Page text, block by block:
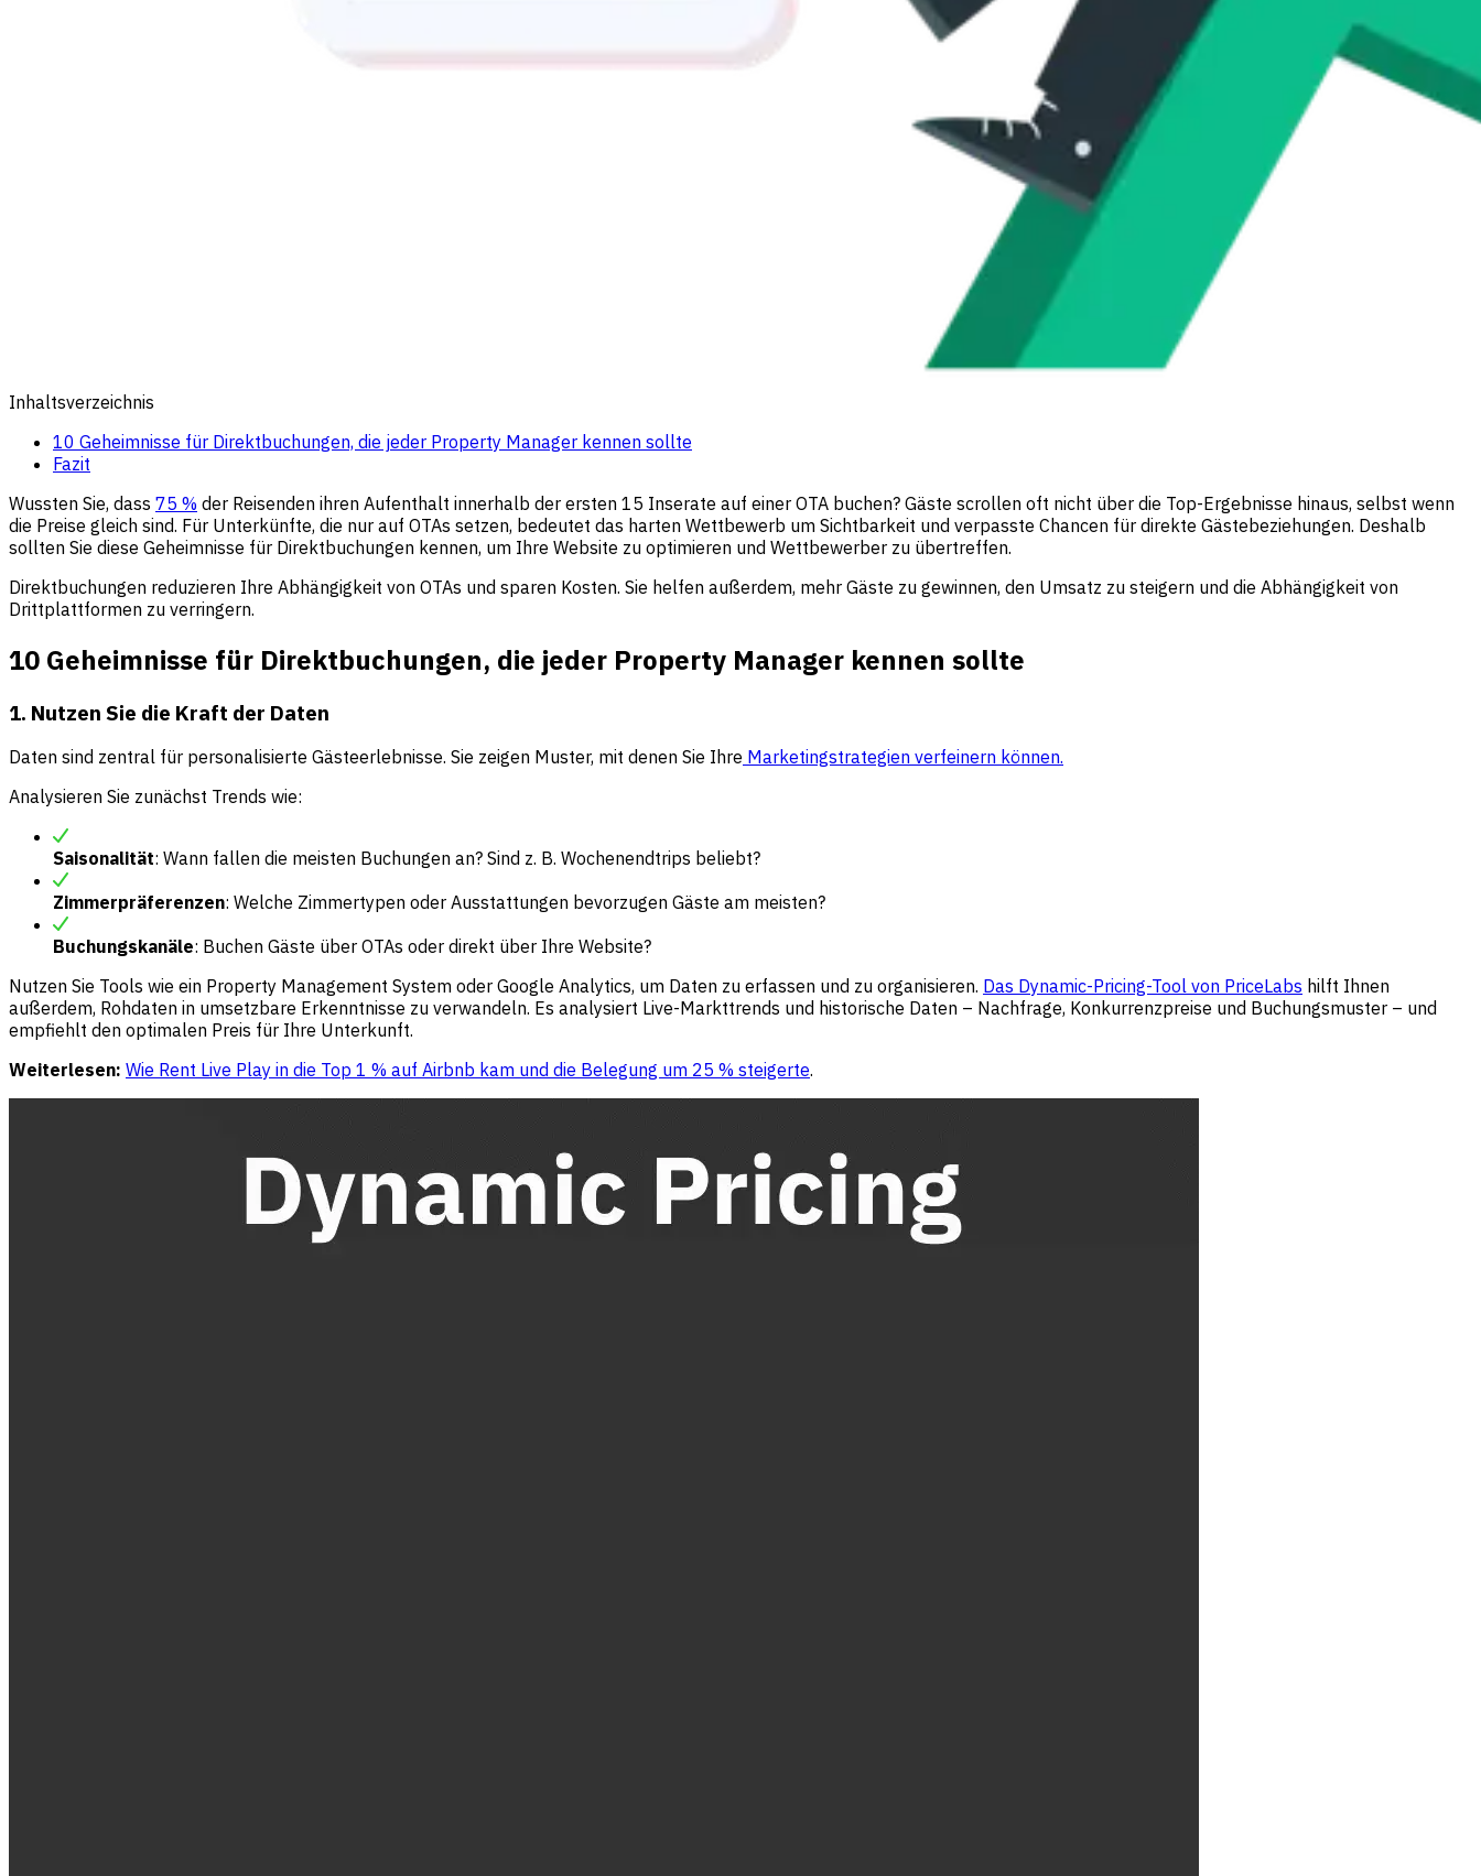
Inhaltsverzeichnis
10 Geheimnisse für Direktbuchungen, die jeder Property Manager kennen sollte
Fazit
Wussten Sie, dass 75 % der Reisenden ihren Aufenthalt innerhalb der ersten 15 Inserate auf einer OTA buchen? Gäste scrollen oft nicht über die Top-Ergebnisse hinaus, selbst wenn
die Preise gleich sind. Für Unterkünfte, die nur auf OTAs setzen, bedeutet das harten Wettbewerb um Sichtbarkeit und verpasste Chancen für direkte Gästebeziehungen. Deshalb
sollten Sie diese Geheimnisse für Direktbuchungen kennen, um Ihre Website zu optimieren und Wettbewerber zu übertreffen.
Direktbuchungen reduzieren Ihre Abhängigkeit von OTAs und sparen Kosten. Sie helfen außerdem, mehr Gäste zu gewinnen, den Umsatz zu steigern und die Abhängigkeit von
Drittplattformen zu verringern.
10 Geheimnisse für Direktbuchungen, die jeder Property Manager kennen sollte
1. Nutzen Sie die Kraft der Daten
Daten sind zentral für personalisierte Gästeerlebnisse. Sie zeigen Muster, mit denen Sie Ihre Marketingstrategien verfeinern können.
Analysieren Sie zunächst Trends wie:
Saisonalität: Wann fallen die meisten Buchungen an? Sind z. B. Wochenendtrips beliebt?
Zimmerpräferenzen: Welche Zimmertypen oder Ausstattungen bevorzugen Gäste am meisten?
Buchungskanäle: Buchen Gäste über OTAs oder direkt über Ihre Website?
Nutzen Sie Tools wie ein Property Management System oder Google Analytics, um Daten zu erfassen und zu organisieren. Das Dynamic-Pricing-Tool von PriceLabs hilft Ihnen
außerdem, Rohdaten in umsetzbare Erkenntnisse zu verwandeln. Es analysiert Live-Markttrends und historische Daten – Nachfrage, Konkurrenzpreise und Buchungsmuster – und
empfiehlt den optimalen Preis für Ihre Unterkunft.
Weiterlesen: Wie Rent Live Play in die Top 1 % auf Airbnb kam und die Belegung um 25 % steigerte.